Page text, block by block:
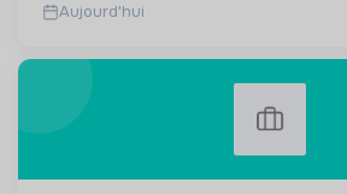
Aujourd'hui